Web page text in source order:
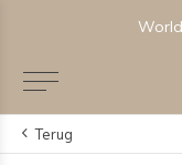
Terug